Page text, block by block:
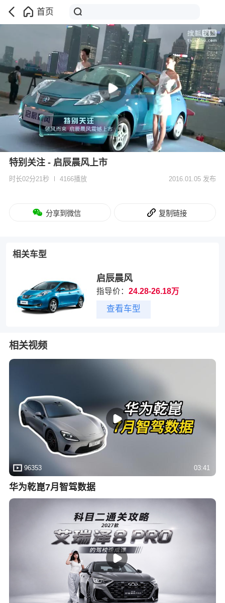
首页
特别关注 - 启辰晨风上市
时长02分21秒 4166播放 2016.01.05 发布
分享到微信 复制链接
相关车型
启辰晨风
指导价：24.28-26.18万
查看车型
相关视频
96353 03:41
华为乾崑7月智驾数据